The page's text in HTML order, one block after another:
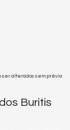
ser alterados sem prévia
Buritis